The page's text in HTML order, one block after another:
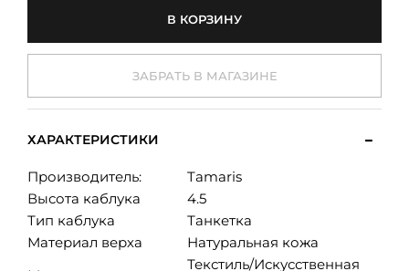
В КОРЗИНУ
ЗАБРАТЬ В МАГАЗИНЕ
ХАРАКТЕРИСТИКИ
Производитель:
Tamaris
Высота каблука
4.5
Тип каблука
Танкетка
Материал верха
Натуральная кожа
Текстиль/Искусственная